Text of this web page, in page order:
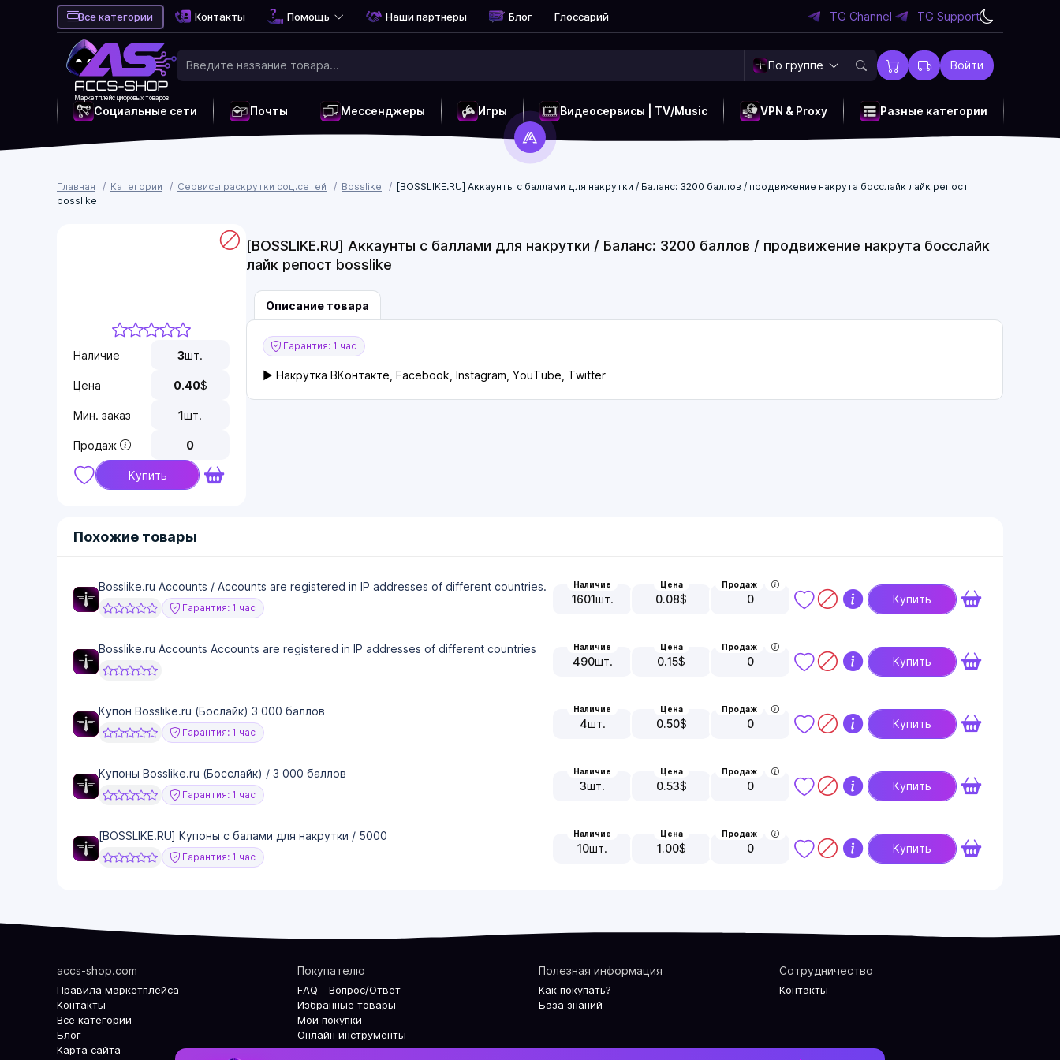
Все категории Контакты Помощь Наши партнеры Блог Глоссарий TG Channel TG Support
Маркетплейс цифровых товаров
По группе Войти
Социальные сети Почты Мессенджеры Игры Видеосервисы | TV/Music VPN & Proxy Разные категории
Главная Категории Сервисы раскрутки соц.сетей Bosslike
[BOSSLIKE.RU] Аккаунты с баллами для накрутки / Баланс: 3200 баллов / продвижение накрута босслайк лайк репост
bosslike
Наличие 3шт.
Цена 0.40$
Мин. заказ 1шт.
Продаж 0
Купить
[BOSSLIKE.RU] Аккаунты с баллами для накрутки / Баланс: 3200 баллов / продвижение накрута босслайк
лайк репост bosslike
Описание товара
Гарантия: 1 час
▶ Накрутка ВКонтакте, Facebook, Instagram, YouTube, Twitter
Похожие товары
Bosslike.ru Accounts / Accounts are registered in IP addresses of different countries.
Гарантия: 1 час
Наличие
1601шт.
Цена
0.08$
Продаж
0 Купить
Bosslike.ru Accounts Accounts are registered in IP addresses of different countries Наличие
490шт.
Цена
0.15$
Продаж
0 Купить
Купон Bosslike.ru (Бослайк) 3 000 баллов
Гарантия: 1 час
Наличие
4шт.
Цена
0.50$
Продаж
0 Купить
Купоны Bosslike.ru (Босслайк) / 3 000 баллов
Гарантия: 1 час
Наличие
3шт.
Цена
0.53$
Продаж
0 Купить
[BOSSLIKE.RU] Купоны с балами для накрутки / 5000
Гарантия: 1 час
Наличие
10шт.
Цена
1.00$
Продаж
0 Купить
accs-shop.com
Правила маркетплейса
Контакты
Все категории
Блог
Карта сайта
Покупателю
FAQ - Вопрос/Ответ
Избранные товары
Мои покупки
Онлайн инструменты
Полезная информация
Как покупать?
База знаний
Сотрудничество
Контакты